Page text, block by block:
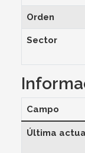
Orden
Sector
Campo
Última